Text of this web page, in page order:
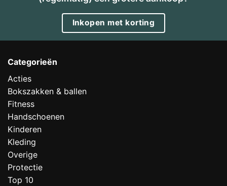
Inkopen met korting
Categorieën
Acties
Bokszakken & ballen
Fitness
Handschoenen
Kinderen
Kleding
Overige
Protectie
Top 10